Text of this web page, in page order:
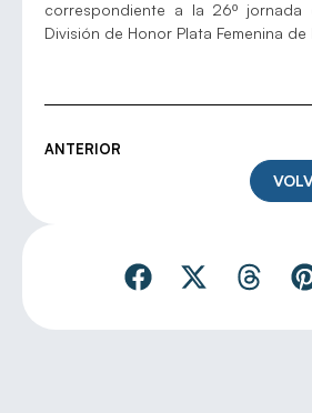
correspondiente a la 26º
División de Honor Plata Femenina de
ANTERIOR